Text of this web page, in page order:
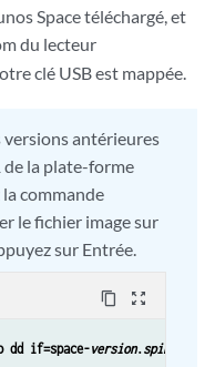
Space téléchargé, et
du lecteur
clé USB est mappée.
versions antérieures
de la plate-forme
la commande
le fichier image sur
sur Entrée.
content_copy zoom_out_map
dd if=space-version.spinnumber